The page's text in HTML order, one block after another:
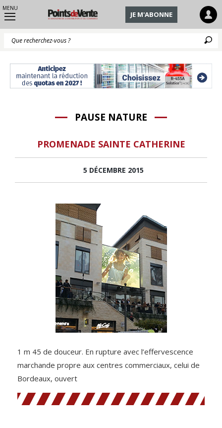
MENU
JE M'ABONNE
PAUSE NATURE
PROMENADE SAINTE CATHERINE
5 DÉCEMBRE 2015
1 m 45 de douceur. En rupture avec l’effervescence
marchande propre aux centres commerciaux, celui de
Bordeaux, ouvert